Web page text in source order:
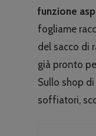
funzione
fogliame
del sacco di
già pronto
Sullo shop
soffiatori,